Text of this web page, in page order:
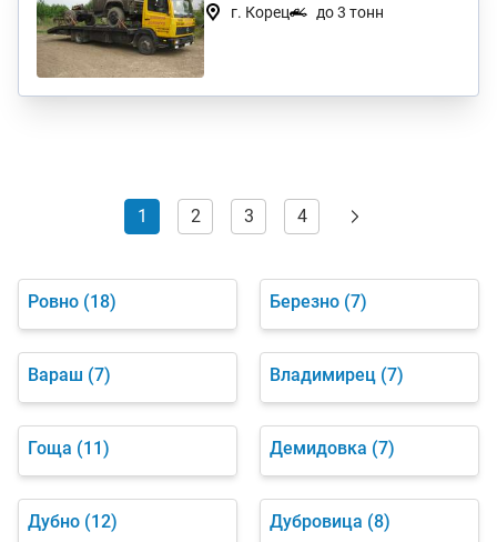
г. Корец до 3 тонн
1 2 3 4
Ровно (18) Березно (7)
Вараш (7) Владимирец (7)
Гоща (11) Демидовка (7)
Дубно (12) Дубровица (8)